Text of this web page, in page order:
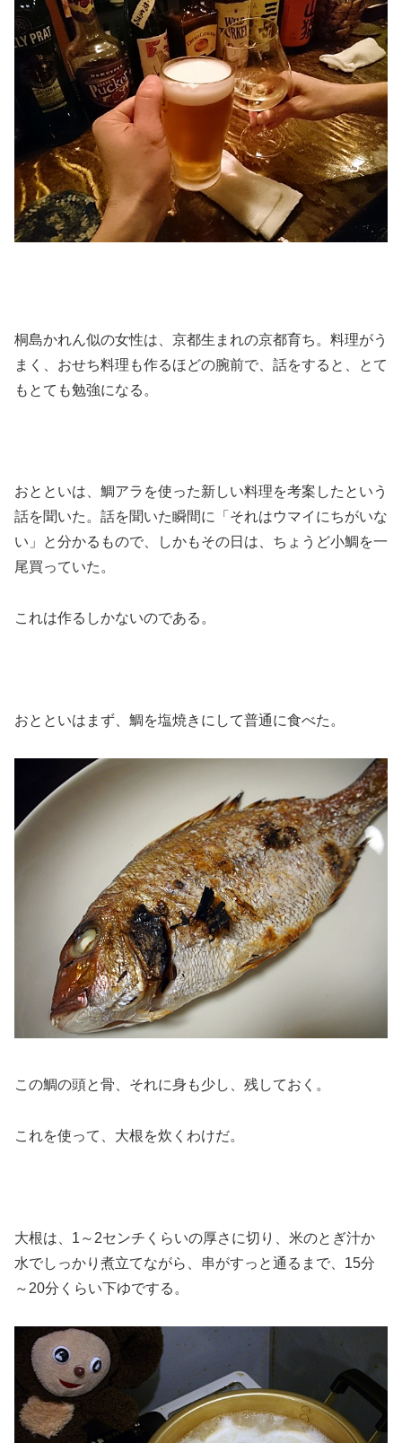
桐島かれん似の女性は、京都生まれの京都育ち。料理がう
まく、おせち料理も作るほどの腕前で、話をすると、とて
もとても勉強になる。
おとといは、鯛アラを使った新しい料理を考案したという
話を聞いた。話を聞いた瞬間に「それはウマイにちがいな
い」と分かるもので、しかもその日は、ちょうど小鯛を一
尾買っていた。
これは作るしかないのである。
おとといはまず、鯛を塩焼きにして普通に食べた。
この鯛の頭と骨、それに身も少し、残しておく。
これを使って、大根を炊くわけだ。
大根は、1～2センチくらいの厚さに切り、米のとぎ汁か
水でしっかり煮立てながら、串がすっと通るまで、15分
～20分くらい下ゆでする。